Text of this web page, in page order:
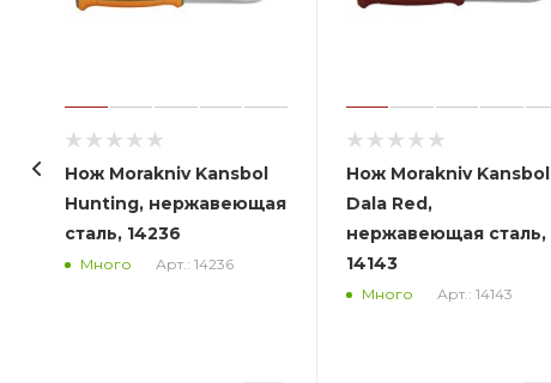
Нож Morakniv Kansbol
Hunting, нержавеющая
сталь, 14236
Много Арт.: 14236
Нож Morakniv Kansbol
Dala Red,
нержавеющая сталь,
14143
Много Арт.: 14143